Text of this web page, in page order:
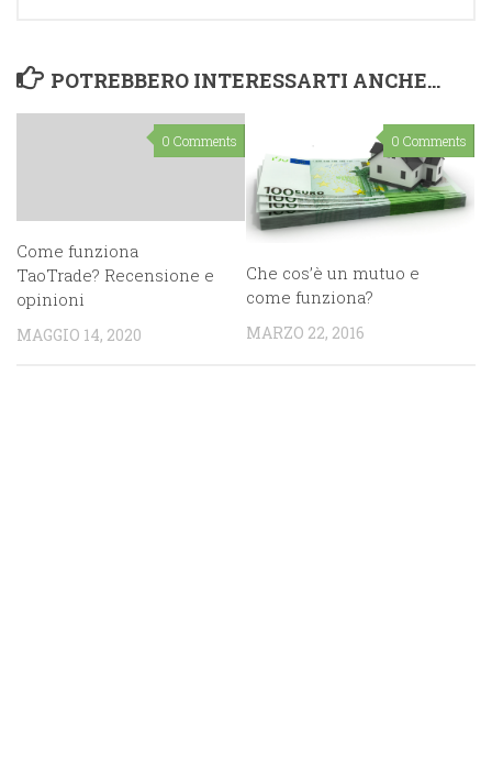
POTREBBERO INTERESSARTI ANCHE...
0 Comments
Come funziona
TaoTrade? Recensione e
opinioni
MAGGIO 14, 2020
0 Comments
Che cos’è un mutuo e
come funziona?
MARZO 22, 2016